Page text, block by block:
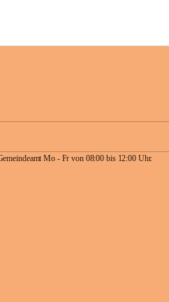
Mo - Fr von 08:00 bis 12:00 Uhr.